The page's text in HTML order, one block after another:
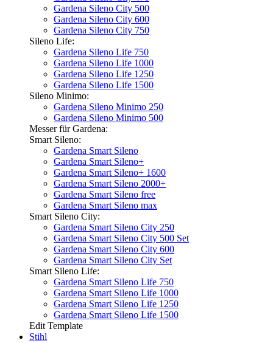
Gardena Sileno City 500
Gardena Sileno City 600
Gardena Sileno City 750
Sileno Life:
Gardena Sileno Life 750
Gardena Sileno Life 1000
Gardena Sileno Life 1250
Gardena Sileno Life 1500
Sileno Minimo:
Gardena Sileno Minimo 250
Gardena Sileno Minimo 500
Messer für Gardena:
Smart Sileno:
Gardena Smart Sileno
Gardena Smart Sileno+
Gardena Smart Sileno+ 1600
Gardena Smart Sileno 2000+
Gardena Smart Sileno free
Gardena Smart Sileno max
Smart Sileno City:
Gardena Smart Sileno City 250
Gardena Smart Sileno City 500 Set
Gardena Smart Sileno City 600
Gardena Smart Sileno City Set
Smart Sileno Life:
Gardena Smart Sileno Life 750
Gardena Smart Sileno Life 1000
Gardena Smart Sileno Life 1250
Gardena Smart Sileno Life 1500
Edit Template
Stihl